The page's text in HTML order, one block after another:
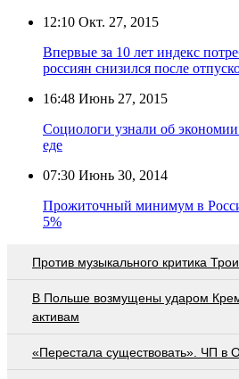
12:10 Окт. 27, 2015
Впервые за 10 лет индекс
россиян снизился после
16:48 Июнь 27, 2015
Социологи узнали об
еде
07:30 Июнь 30, 2014
Прожиточный минимум в
5%
Против музыкального критика
В Польше возмущены ударом
активам
«Перестала существовать». ЧП в